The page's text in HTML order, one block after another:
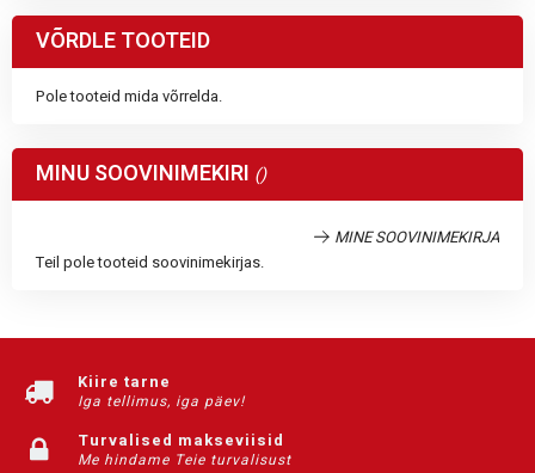
VÕRDLE TOOTEID
Pole tooteid mida võrrelda.
MINU SOOVINIMEKIRI
MINE SOOVINIMEKIRJA
Teil pole tooteid soovinimekirjas.
Kiire tarne
Iga tellimus, iga päev!
Turvalised makseviisid
Me hindame Teie turvalisust